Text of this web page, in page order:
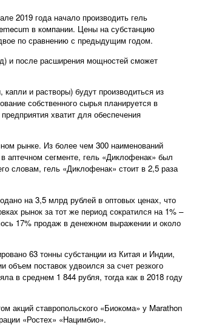
2019 года начало производить гель
в компании. Цены на субстанцию
по сравнению с предыдущим годом.
и после расширения мощностей сможет
и растворы) будут производиться из
собственного сырья планируется в
хватит для обеспечения
рынке. Из более чем 300 наименований
аптечном сегменте, гель «Диклофенак» был
словам, гель «Диклофенак» стоит в 2,5 раза
на 3,5 млрд рублей в оптовых ценах, что
рынок за тот же период сократился на 1% –
17% продаж в денежном выражении и около
63 тонны субстанции из Китая и Индии,
поставок удвоился за счет резкого
в среднем 1 844 рубля, тогда как в 2018 году
акций ставропольского «Биокома» у Marathon
«Ростех» «Нацимбио».